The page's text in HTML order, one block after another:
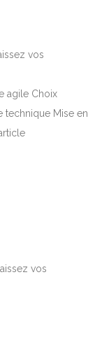
vos
agile Choix
technique Mise en
Laissez vos